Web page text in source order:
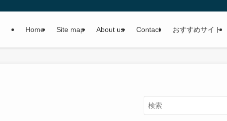
Home Site map About us Contact おすすめサイト